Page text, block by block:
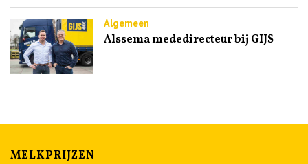
Algemeen
Alssema mededirecteur bij GIJS
MELKPRIJZEN